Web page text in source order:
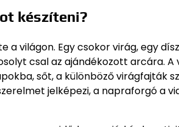
készíteni?
világon. Egy csokor virág, egy
csal az ajándékozott arcára.
sőt, a különböző virágfajták
jelképezi, a napraforgó a